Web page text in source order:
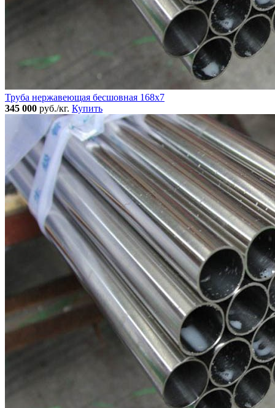
Труба нержавеющая бесшовная 168x7
345 000 руб./кг. Купить